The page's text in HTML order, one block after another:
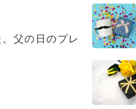
父の日のプレ